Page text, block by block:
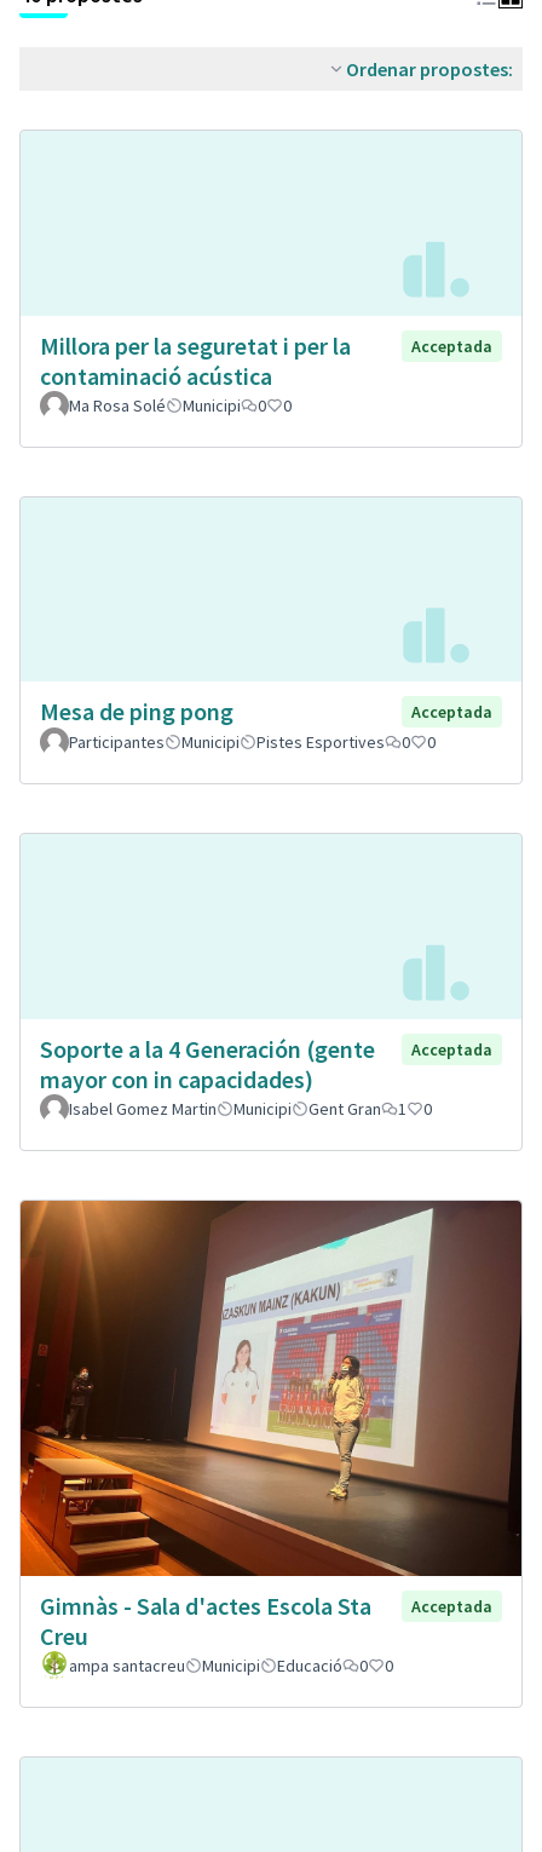
Ordenar propostes:
Millora per la seguretat i per la
contaminació acústica
Acceptada
Ma Rosa Solé Municipi 0 0
Mesa de ping pong
Acceptada
Participantes
Municipi Pistes Esportives 0 0
Soporte a la 4 Generación (gente
mayor con in capacidades)
Acceptada
Isabel Gomez Martin Municipi Gent Gran 1 0
Gimnàs - Sala d'actes Escola Sta
Creu
Acceptada
ampa santacreu Municipi Educació 0 0